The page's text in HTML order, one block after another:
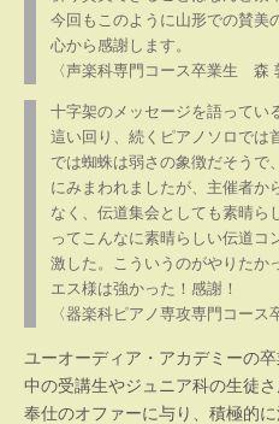
今回もこのように山形での賛美
心から感謝します。
〈声楽科専門コース卒業生 森
十字架のメッセージを語ってい
這い回り、続くピアノソロで
では蜘蛛は弱さの象徴だそうで
にみまわれましたが、主催者か
なく、伝道集会としても素晴ら
ってこんなに素晴らしい伝道コ
激した。こういうのがやりたか
エス様は強かった！感謝！
〈器楽科ピアノ専攻専門コー
ユーオーディア・アカデミーの
中の受講生やジュニア科の生徒
奉仕のオファーに与り、積極的